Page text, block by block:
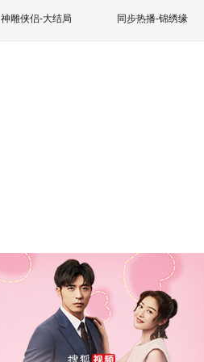
神雕侠侣-大结局 同步热播-锦绣缘